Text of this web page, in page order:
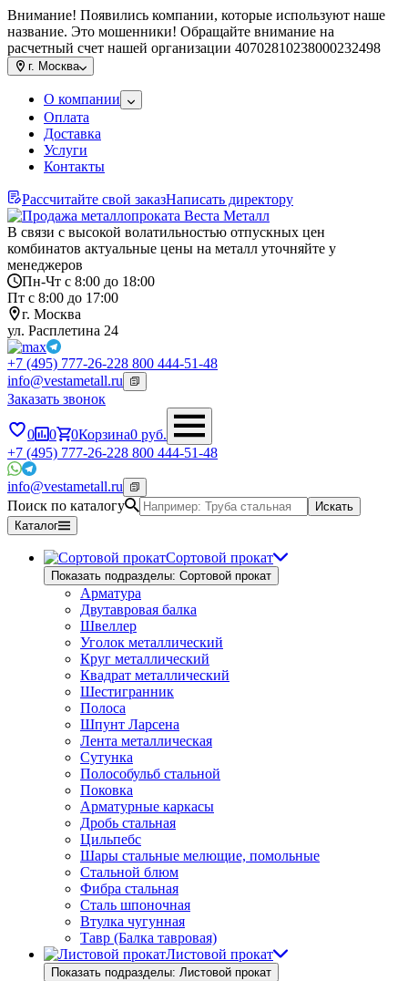
Внимание! Появились компании, которые используют наше
название. Это мошенники! Обращайте внимание на
расчетный счет нашей организации 40702810238000232498
г. Москва
О компании
Оплата
Доставка
Услуги
Контакты
Рассчитайте свой заказНаписать директору
В связи с высокой волатильностью отпускных цен
комбинатов актуальные цены на металл уточняйте у
менеджеров
Пн-Чт с 8:00 до 18:00
Пт с 8:00 до 17:00
г. Москва
ул. Расплетина 24
+7 (495) 777-26-228 800 444-51-48
info@vestametall.ru
Заказать звонок
0 0 0Корзина0 руб.
+7 (495) 777-26-228 800 444-51-48
info@vestametall.ru
Поиск по каталогу
Искать
Каталог
Сортовой прокат
Показать подразделы: Сортовой прокат
Арматура
Двутавровая балка
Швеллер
Уголок металлический
Круг металлический
Квадрат металлический
Шестигранник
Полоса
Шпунт Ларсена
Лента металлическая
Сутунка
Полособульб стальной
Поковка
Арматурные каркасы
Дробь стальная
Цильпебс
Шары стальные мелющие, помольные
Стальной блюм
Фибра стальная
Сталь шпоночная
Втулка чугунная
Тавр (Балка тавровая)
Листовой прокат
Показать подразделы: Листовой прокат